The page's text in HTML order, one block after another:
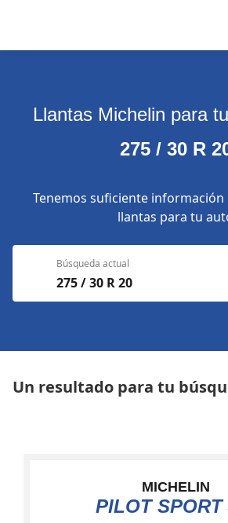
Llantas Michelin para
275 / 30 R
Tenemos suficiente
llantas para tu
Búsqueda actual
275 / 30 R 20
Un resultado para tu
MICHELIN
PILOT SPORT